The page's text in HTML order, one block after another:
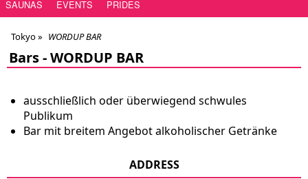
SAUNAS
EVENTS PRIDES
Tokyo» WORDUP BAR
Bars -WORDUP BAR
ausschließlich oder überwiegend schwules
Publikum
Bar mit breitem Angebot alkoholischer Getränke
ADDRESS